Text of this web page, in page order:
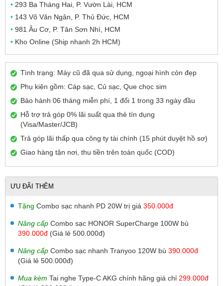
• 293 Ba Tháng Hai, P. Vườn Lài, HCM
• 143 Võ Văn Ngân, P. Thủ Đức, HCM
• 981 Âu Cơ, P. Tân Sơn Nhì, HCM
• Kho Online (Ship nhanh 2h HCM)
Tình trạng: Máy cũ đã qua sử dụng, ngoại hình còn đẹp
Phụ kiện gồm: Cáp sạc, Củ sạc, Que chọc sim
Bảo hành 06 tháng miễn phí, 1 đổi 1 trong 33 ngày đầu
Hỗ trợ trả góp 0% lãi suất qua thẻ tín dụng
(Visa/Master/JCB)
Trả góp lãi thấp qua công ty tài chính (15 phút duyệt hồ sơ)
Giao hàng tận nơi, thu tiền trên toàn quốc (COD)
ƯU ĐÃI THÊM
Tặng Combo sạc nhanh PD 20W trị giá 350.000đ
Nâng cấp Combo sạc HONOR SuperCharge 100W bù
390.000đ (Giá lẻ 500.000đ)
Nâng cấp Combo sạc nhanh Tranyoo 120W bù 390.000đ
(Giá lẻ 500.000đ)
Mua kèm Tai nghe Type-C AKG chính hãng giá chỉ 299.000đ